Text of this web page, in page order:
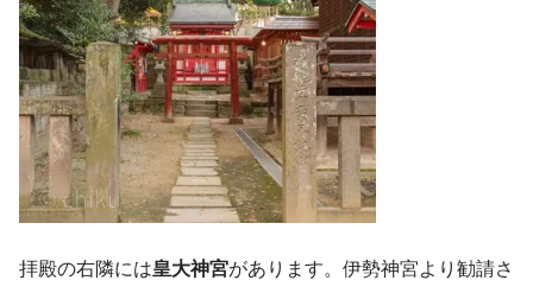
拝殿の右隣には皇大神宮があります。伊勢神宮より勧請さ